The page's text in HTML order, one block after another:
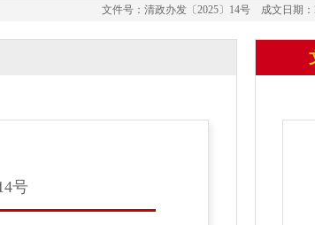
文件号：清政办发〔2025〕14号 成文日期：
号